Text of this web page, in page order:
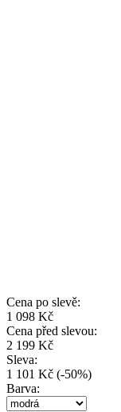
Cena po slevě:
1 098 Kč
Cena před slevou:
2 199 Kč
Sleva:
1 101 Kč (-50%)
Barva: